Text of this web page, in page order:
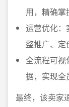
用，精确掌
运营优化：
整推广、定
全流程可视
据，实现全
最终，该卖家